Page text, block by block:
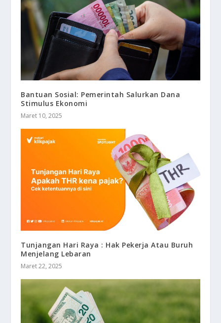
Bantuan Sosial: Pemerintah Salurkan Dana
Stimulus Ekonomi
Maret 10, 2025
Tunjangan Hari Raya : Hak Pekerja Atau Buruh
Menjelang Lebaran
Maret 22, 2025